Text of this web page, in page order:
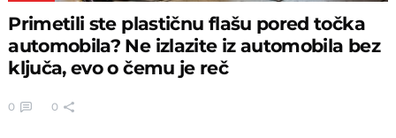
Primetili ste plastičnu flašu pored točka
automobila? Ne izlazite iz automobila bez
ključa, evo o čemu je reč
0 0